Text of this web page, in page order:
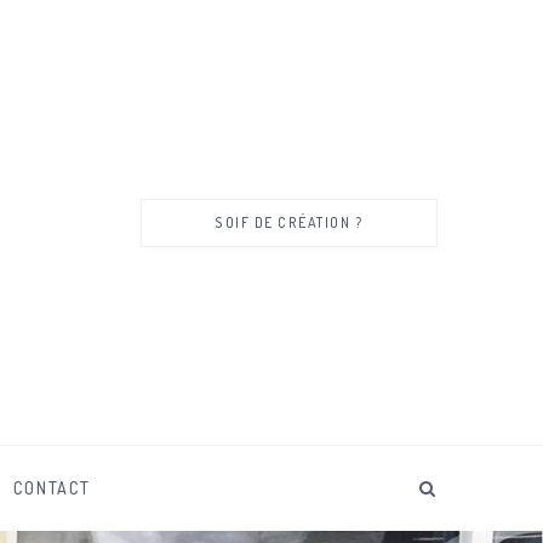
SOIF DE CRÉATION ?
CONTACT